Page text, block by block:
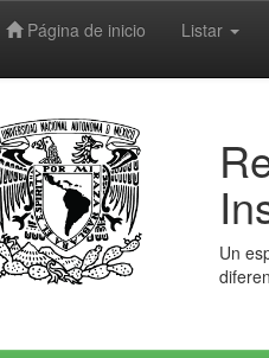
Página de inicio Listar
Un